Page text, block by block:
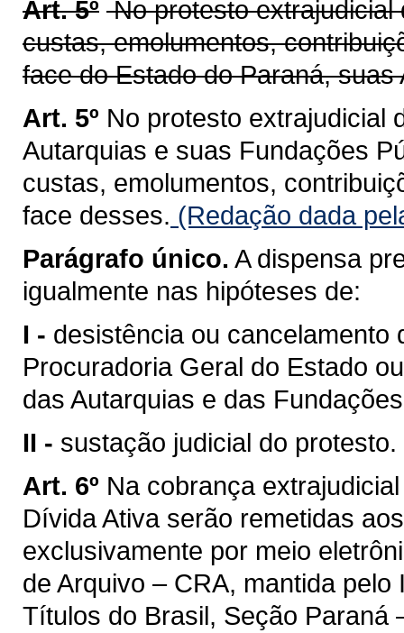
Art. 5º No protesto extrajudicial
custas, emolumentos,
face do Estado do Paraná,
Art. 5º No protesto extrajudicial
Autarquias e suas Fundações
custas, emolumentos,
face desses. (Redação dada
Parágrafo único. A dispensa
igualmente nas hipóteses de:
I - desistência ou cancelamento
Procuradoria Geral do Estado
das Autarquias e das
II - sustação judicial do protesto.
Art. 6º Na cobrança
Dívida Ativa serão remetidas
exclusivamente por meio
de Arquivo – CRA, mantida
Títulos do Brasil, Seção Paraná